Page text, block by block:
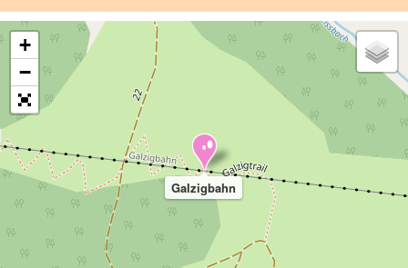
Galzigbahn
+
−